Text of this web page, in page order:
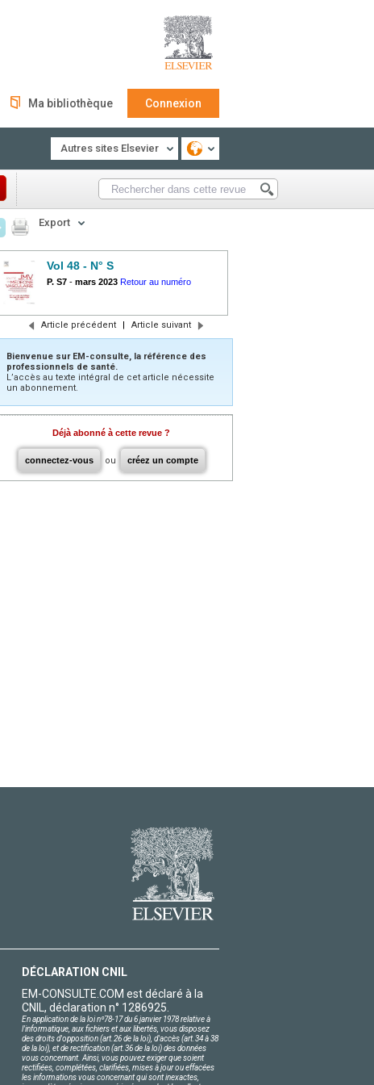
Ma bibliothèque Connexion
Autres sites Elsevier
Export
Vol 48 - N° S
P. S7 - mars 2023 Retour au numéro
Article précédent | Article suivant
Bienvenue sur EM-consulte, la référence des
professionnels de santé.
L’accès au texte intégral de cet article nécessite
un abonnement.
Déjà abonné à cette revue ?
connectez-vous ou créez un compte
DÉCLARATION CNIL
EM-CONSULTE.COM est déclaré à la
CNIL, déclaration n° 1286925.
En application de la loi nº78-17 du 6 janvier 1978 relative à
l'informatique, aux fichiers et aux libertés, vous disposez
des droits d'opposition (art.26 de la loi), d'accès (art.34 à 38
de la loi), et de rectification (art.36 de la loi) des données
vous concernant. Ainsi, vous pouvez exiger que soient
rectifiées, complétées, clarifiées, mises à jour ou effacées
les informations vous concernant qui sont inexactes,